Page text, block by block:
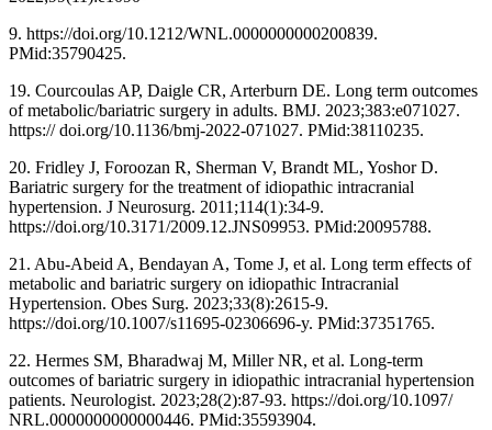
9. https://doi.org/10.1212/WNL.0000000000200839.
PMid:35790425.
19. Courcoulas AP, Daigle CR, Arterburn DE. Long term outcomes
of metabolic/bariatric surgery in adults. BMJ. 2023;383:e071027.
https:// doi.org/10.1136/bmj-2022-071027. PMid:38110235.
20. Fridley J, Foroozan R, Sherman V, Brandt ML, Yoshor D.
Bariatric surgery for the treatment of idiopathic intracranial
hypertension. J Neurosurg. 2011;114(1):34-9.
https://doi.org/10.3171/2009.12.JNS09953. PMid:20095788.
21. Abu-Abeid A, Bendayan A, Tome J, et al. Long term effects of
metabolic and bariatric surgery on idiopathic Intracranial
Hypertension. Obes Surg. 2023;33(8):2615-9.
https://doi.org/10.1007/s11695-02306696-y. PMid:37351765.
22. Hermes SM, Bharadwaj M, Miller NR, et al. Long-term
outcomes of bariatric surgery in idiopathic intracranial hypertension
patients. Neurologist. 2023;28(2):87-93. https://doi.org/10.1097/
NRL.0000000000000446. PMid:35593904.